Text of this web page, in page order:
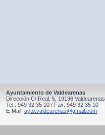
Ayuntamiento de Valdearenas
Dirección C/ Real, 5, 19196 Valdearenas
Tel.: 949 32 35 10 / Fax: 949 32 35 10
E-Mail: ayto.valdearenas@gmail.com